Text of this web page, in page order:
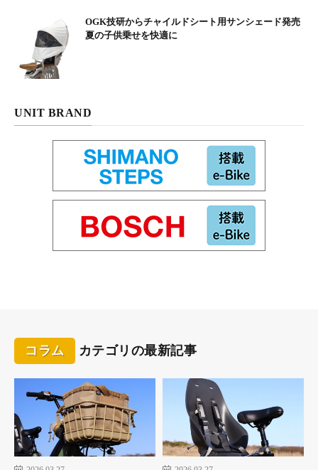
けると、遠くに滝が見えてくる。幅150mの絶壁から無数の滝が
白糸のように流れる『白糸の滝』の景色は昔のまま。長い階段を
降り、遊歩道を歩いて滝の近くまで行き、ゆっくりとその絶景を
眺めた。
れ落ちている『白糸の滝』。その姿が白糸をたらした様
に見えることからその名がつけられた
滝の後はヒロコにぜひ食べてもらいたいと思っていた富士宮のB
級グルメ、焼きそばの店へ向かった。住宅地の奥にある、小さな
橋の横に立つ食堂『天神橋』についた。昭和っぽい雰囲気もいい
けど、食べてほしいのは富士宮の焼きそば。肉とエビイカなど入
富士宮市のご当地グルメと言えば『富士宮焼きそば』。
市内の4つの製麺業者が作ったコシのある麺を使用する
ことや肉かすを使うことが大きな特徴
OGK技研からチャイルドシート用サンシェード発売
夏の子供乗せを快適に
UNIT BRAND
コラム カテゴリの最新記事